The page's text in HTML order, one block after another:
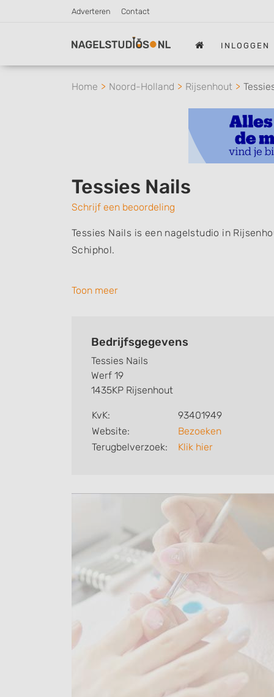
Adverteren Contact
INLOGGEN
Home Noord-Holland Rijsenhout
Tessies Nails
Schrijf een beoordeling
Tessies Nails is een nagelstudio in
Schiphol.
In 2024 werd de zaak opgericht door de
Toon meer
Bedrijfsgegevens
Tessies Nails
Werf 19
1435KP Rijsenhout
KvK:
93401949
Website:
Bezoeken
Terugbelverzoek:
Klik hier